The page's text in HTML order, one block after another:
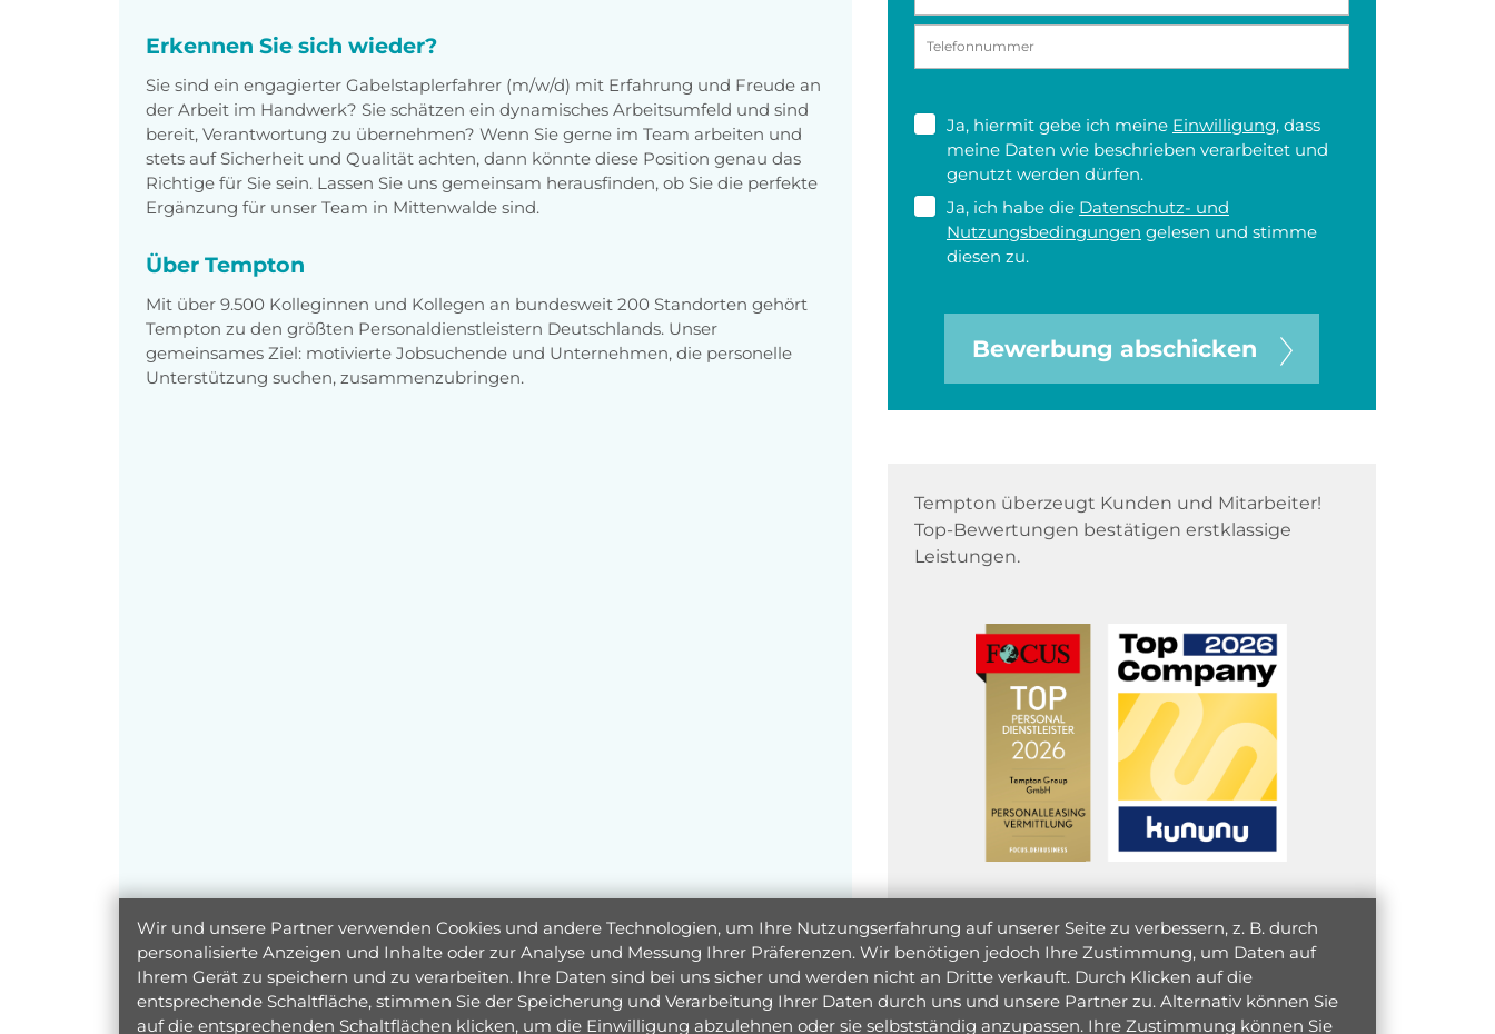
Erkennen Sie sich wieder?
Sie sind ein engagierter Gabelstaplerfahrer (m/w/d) mit Erfahrung und Freude an
der Arbeit im Handwerk? Sie schätzen ein dynamisches Arbeitsumfeld und sind
bereit, Verantwortung zu übernehmen? Wenn Sie gerne im Team arbeiten und
stets auf Sicherheit und Qualität achten, dann könnte diese Position genau das
Richtige für Sie sein. Lassen Sie uns gemeinsam herausfinden, ob Sie die perfekte
Ergänzung für unser Team in Mittenwalde sind.
Über Tempton
Mit über 9.500 Kolleginnen und Kollegen an bundesweit 200 Standorten gehört
Tempton zu den größten Personaldienstleistern Deutschlands. Unser
gemeinsames Ziel: motivierte Jobsuchende und Unternehmen, die personelle
Unterstützung suchen, zusammenzubringen.
Ja, hiermit gebe ich meine Einwilligung, dass
meine Daten wie beschrieben verarbeitet und
genutzt werden dürfen.
Ja, ich habe die Datenschutz- und
Nutzungsbedingungen gelesen und stimme
diesen zu.
Bewerbung abschicken
Tempton überzeugt Kunden und Mitarbeiter!
Top-Bewertungen bestätigen erstklassige
Leistungen.
Wir und unsere Partner verwenden Cookies und andere Technologien, um Ihre Nutzungserfahrung auf unserer Seite zu verbessern, z. B. durch
personalisierte Anzeigen und Inhalte oder zur Analyse und Messung Ihrer Präferenzen. Wir benötigen jedoch Ihre Zustimmung, um Daten auf
Ihrem Gerät zu speichern und zu verarbeiten. Ihre Daten sind bei uns sicher und werden nicht an Dritte verkauft. Durch Klicken auf die
entsprechende Schaltfläche, stimmen Sie der Speicherung und Verarbeitung Ihrer Daten durch uns und unsere Partner zu. Alternativ können Sie
auf die entsprechenden Schaltflächen klicken, um die Einwilligung abzulehnen oder sie selbstständig anzupassen. Ihre Zustimmung können Sie